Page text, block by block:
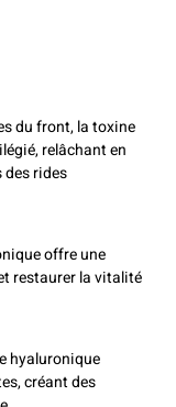
du front, la toxine
relâchant en
des rides
offre une
restaurer la vitalité
hyaluronique
créant des